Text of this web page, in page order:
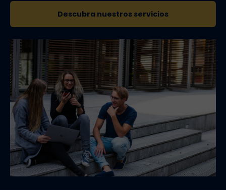
Descubra nuestros servicios